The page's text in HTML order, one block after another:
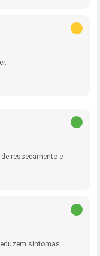
ressecamento e
sintomas